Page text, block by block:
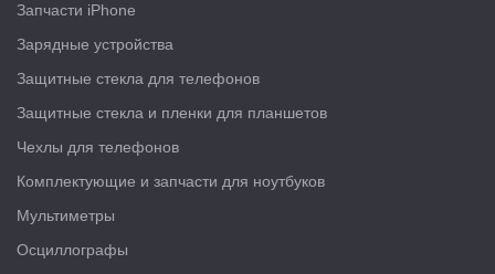
Запчасти iPhone
Зарядные устройства
Защитные стекла для телефонов
Защитные стекла и пленки для планшетов
Чехлы для телефонов
Комплектующие и запчасти для ноутбуков
Мультиметры
Осциллографы